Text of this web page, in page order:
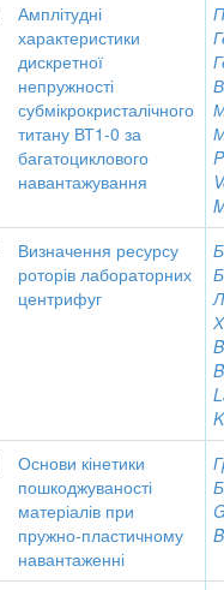
Амплітудні
характеристики
дискретної
непружності
субмікрокристалічного
титану ВТ1-0 за
багатоциклового
навантажування
Визначення ресурсу
роторів лабораторних
центрифуг
Основи кінетики
пошкоджуваності
матеріалів при
пружно-пластичному
навантаженні